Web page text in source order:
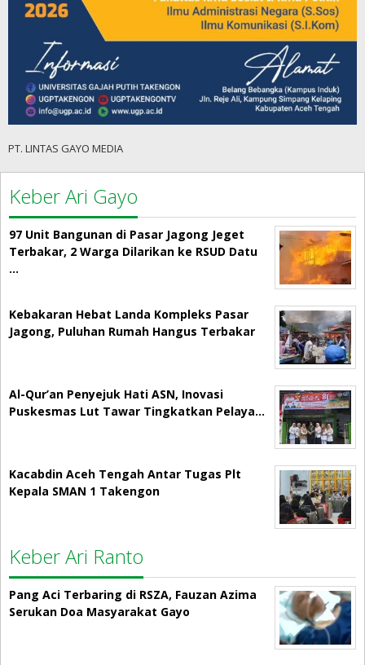
PT. LINTAS GAYO MEDIA
Keber Ari Gayo
97 Unit Bangunan di Pasar Jagong Jeget
Terbakar, 2 Warga Dilarikan ke RSUD Datu
…
Kebakaran Hebat Landa Kompleks Pasar
Jagong, Puluhan Rumah Hangus Terbakar
Al-Qur’an Penyejuk Hati ASN, Inovasi
Puskesmas Lut Tawar Tingkatkan Pelaya…
Kacabdin Aceh Tengah Antar Tugas Plt
Kepala SMAN 1 Takengon
Keber Ari Ranto
Pang Aci Terbaring di RSZA, Fauzan Azima
Serukan Doa Masyarakat Gayo